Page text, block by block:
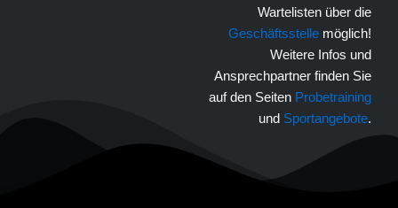
Wartelisten über die
Geschäftsstelle möglich!
Weitere Infos und
Ansprechpartner finden Sie
auf den Seiten Probetraining
und Sportangebote.